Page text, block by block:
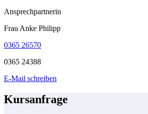
Ansprechpartnerin
Frau Anke Philipp
0365 26570
0365 24388
E-Mail schreiben
Kursanfrage